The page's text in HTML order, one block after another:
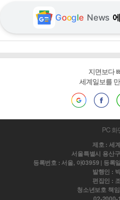
Google News
지면보다
세계일보를
PC 화
제호 : 세
서울특별시 용산
등록번호 : 서울, 아03959 | 등록
발행인 :
편집인 :
청소년보호 책